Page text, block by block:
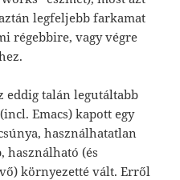
legfeljebb farkamat
régebbire, vagy végre
eddig talán legutáltabb
Emacs) kapott egy
használhatatlan
használható (és
környezetté vált. Erről